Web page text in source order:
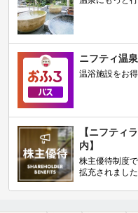
ニフティ温
温浴施設をお
【ニフティ
内】
株主優待制度
拡充されました